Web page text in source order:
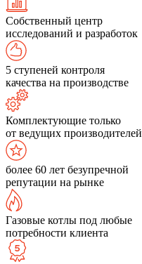
Собственный центр
исследований и разработок
5 ступеней контроля
качества на производстве
Комплектующие только
от ведущих производителей
более 60 лет безупречной
репутации на рынке
Газовые котлы под любые
потребности клиента